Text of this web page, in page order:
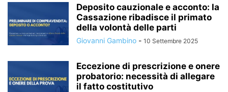
Deposito cauzionale e acconto: la
Cassazione ribadisce il primato
della volontà delle parti
Giovanni Gambino - 10 Settembre 2025
Eccezione di prescrizione e onere
probatorio: necessità di allegare
il fatto costitutivo